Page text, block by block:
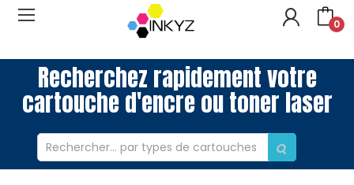
0
Recherchez rapidement votre
cartouche d'encre ou toner laser